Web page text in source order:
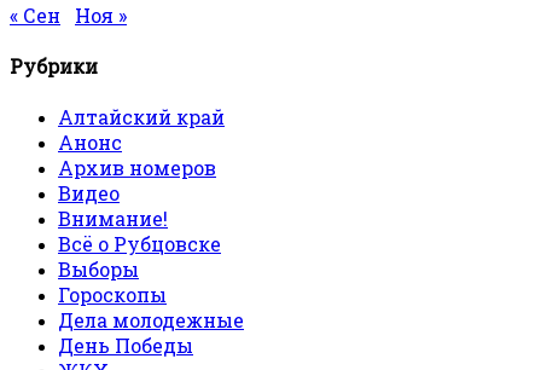
« Сен
Ноя »
Рубрики
Алтайский край
Анонс
Архив номеров
Видео
Внимание!
Всё о Рубцовске
Выборы
Гороскопы
Дела молодежные
День Победы